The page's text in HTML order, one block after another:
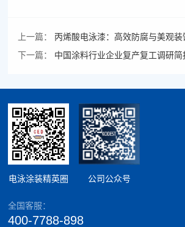
上一篇：
丙烯酸电泳漆：高效防腐与美观
下一篇：
中国涂料行业企业复产复工调研简
电泳涂装精英圈 公司公众号
全国客服：
400-7788-898